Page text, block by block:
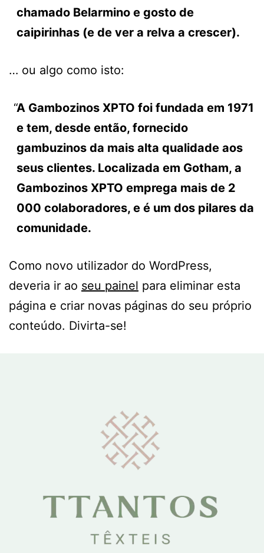
chamado Belarmino e gosto de
caipirinhas (e de ver a relva a crescer).
… ou algo como isto:
A Gambozinos XPTO foi fundada em 1971
e tem, desde então, fornecido
gambuzinos da mais alta qualidade aos
seus clientes. Localizada em Gotham, a
Gambozinos XPTO emprega mais de 2
000 colaboradores, e é um dos pilares da
comunidade.
Como novo utilizador do WordPress,
deveria ir ao seu painel para eliminar esta
página e criar novas páginas do seu próprio
conteúdo. Divirta-se!